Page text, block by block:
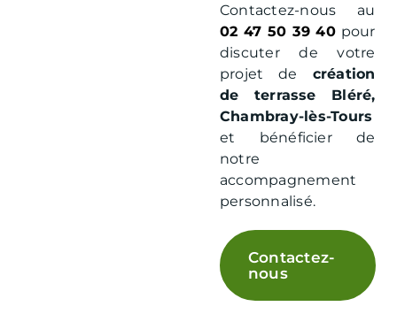
Contactez-nous au
02 47 50 39 40pour
discuter de votre
projet de création
de terrasse Bléré,
Chambray-lès-Tours
et bénéficier de
notre
accompagnement
personnalisé.
Contactez-
nous